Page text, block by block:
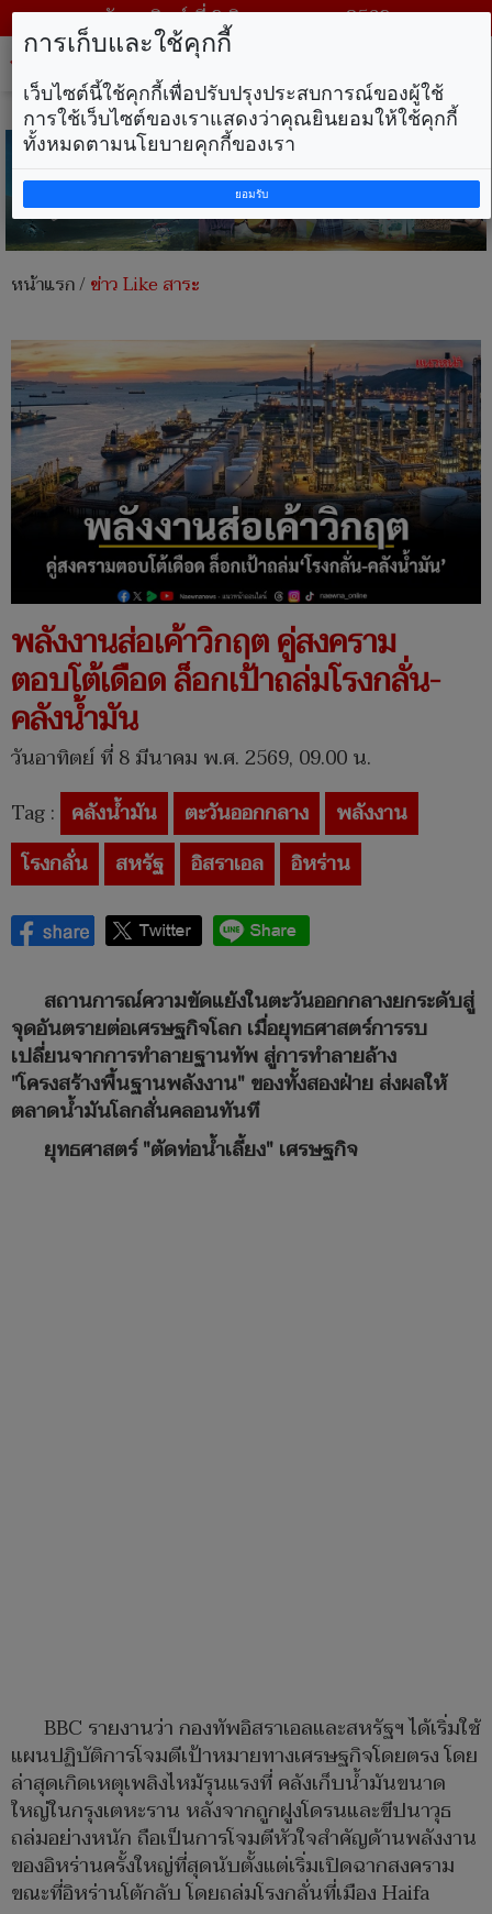
วันอาทิตย์ ที่ 9 สิงหาคม พ.ศ. 2569
หน้าแรก/ข่าว Like สาระ
พลังงานส่อเค้าวิกฤต คู่สงคราม
ตอบโต้เดือด ล็อกเป้าถล่มโรงกลั่น-
คลังน้ำมัน
วันอาทิตย์ ที่ 8 มีนาคม พ.ศ. 2569, 09.00 น.
Tag : คลังน้ำมัน ตะวันออกกลาง
พลังงาน
โรงกลั่น
สหรัฐ อิสราเอล อิหร่าน
สถานการณ์ความขัดแย้งในตะวันออกกลางยกระดับสู่
จุดอันตรายต่อเศรษฐกิจโลก เมื่อยุทธศาสตร์การรบ
เปลี่ยนจากการทำลายฐานทัพ สู่การทำลายล้าง
"โครงสร้างพื้นฐานพลังงาน" ของทั้งสองฝ่าย ส่งผลให้
ตลาดน้ำมันโลกสั่นคลอนทันที
ยุทธศาสตร์ "ตัดท่อน้ำเลี้ยง" เศรษฐกิจ
BBC รายงานว่า​ กองทัพอิสราเอลและสหรัฐฯ ได้เริ่มใช้
แผนปฏิบัติการโจมตีเป้าหมายทางเศรษฐกิจโดยตรง โดย
ล่าสุดเกิดเหตุเพลิงไหม้รุนแรงที่ คลังเก็บน้ำมันขนาด
ใหญ่ในกรุงเตหะราน หลังจากถูกฝูงโดรนและขีปนาวุธ
ถล่มอย่างหนัก ถือเป็นการโจมตีหัวใจสำคัญด้านพลังงาน
ของอิหร่านครั้งใหญ่ที่สุดนับตั้งแต่เริ่มเปิดฉากสงคราม ​
ขณะที่อิหร่านโต้กลับ โดยถล่มโรงกลั่นที่เมือง Haifa
การเก็บและใช้คุกกี้
เว็บไซต์นี้ใช้คุกกี้เพื่อปรับปรุงประสบการณ์ของผู้ใช้
การใช้เว็บไซต์ของเราแสดงว่าคุณยินยอมให้ใช้คุกกี้
ทั้งหมดตามนโยบายคุกกี้ของเรา
ยอมรับ